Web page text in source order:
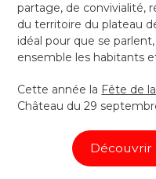
partage, de convivialité,
du territoire du plateau
idéal pour que se
ensemble les habitants
Cette année la Fête de
Château du 29
Découvrir